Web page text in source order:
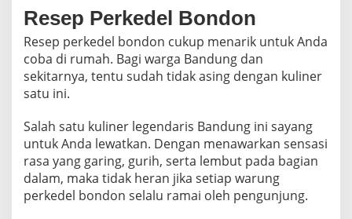
Resep Perkedel Bondon
Resep perkedel bondon cukup menarik untuk Anda
coba di rumah. Bagi warga Bandung dan
sekitarnya, tentu sudah tidak asing dengan kuliner
satu ini.
Salah satu kuliner legendaris Bandung ini sayang
untuk Anda lewatkan. Dengan menawarkan sensasi
rasa yang garing, gurih, serta lembut pada bagian
dalam, maka tidak heran jika setiap warung
perkedel bondon selalu ramai oleh pengunjung.